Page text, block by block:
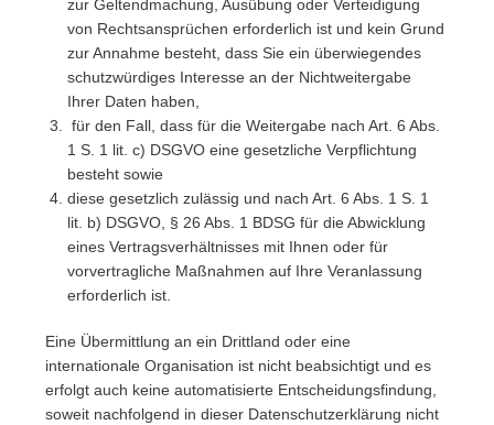
zur Geltendmachung, Ausübung oder Verteidigung
von Rechtsansprüchen erforderlich ist und kein Grund
zur Annahme besteht, dass Sie ein überwiegendes
schutzwürdiges Interesse an der Nichtweitergabe
Ihrer Daten haben,
für den Fall, dass für die Weitergabe nach Art. 6 Abs.
1 S. 1 lit. c) DSGVO eine gesetzliche Verpflichtung
besteht sowie
diese gesetzlich zulässig und nach Art. 6 Abs. 1 S. 1
lit. b) DSGVO, § 26 Abs. 1 BDSG für die Abwicklung
eines Vertragsverhältnisses mit Ihnen oder für
vorvertragliche Maßnahmen auf Ihre Veranlassung
erforderlich ist.
Eine Übermittlung an ein Drittland oder eine
internationale Organisation ist nicht beabsichtigt und es
erfolgt auch keine automatisierte Entscheidungsfindung,
soweit nachfolgend in dieser Datenschutzerklärung nicht